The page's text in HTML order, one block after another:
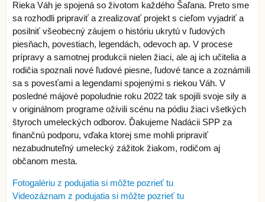
Rieka Váh je spojená so životom každého Šaľana. Preto sme
sa rozhodli pripraviť a zrealizovať projekt s cieľom vyjadriť a
posilniť všeobecný záujem o históriu ukrytú v ľudových
piesňach, povestiach, legendách, odevoch ap. V procese
prípravy a samotnej produkcii nielen žiaci, ale aj ich učitelia a
rodičia spoznali nové ľudové piesne, ľudové tance a zoznámili
sa s povesťami a legendami spojenými s riekou Váh. V
posledné májové popoludnie roku 2022 tak spojili svoje sily a
v originálnom programe oživili scénu na pódiu žiaci všetkých
štyroch umeleckých odborov. Ďakujeme Nadácii SPP za
finančnú podporu, vďaka ktorej sme mohli pripraviť
nezabudnuteľný umelecký zážitok žiakom, rodičom aj
občanom mesta.
Fotogalériu z podujatia si môžte pozrieť tu
Videozáznam z podujatia si môžte pozrieť tu